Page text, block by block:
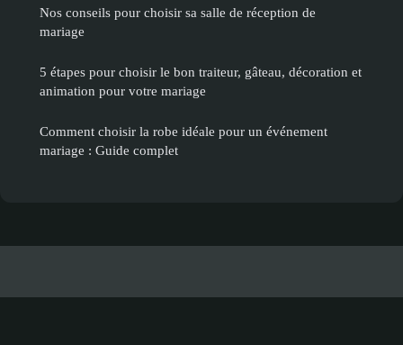
Nos conseils pour choisir sa salle de réception de
mariage
5 étapes pour choisir le bon traiteur, gâteau, décoration et
animation pour votre mariage
Comment choisir la robe idéale pour un événement
mariage : Guide complet